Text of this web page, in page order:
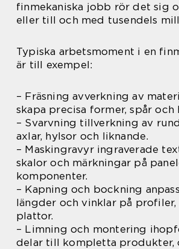
finmekaniska jobb rör det sig
eller till och med tusendels
Typiska arbetsmoment i en
är till exempel:
– Fräsning avverkning av
skapa precisa former, spår och
– Svarvning tillverkning av
axlar, hylsor och liknande.
– Maskingravyr ingraverade
skalor och märkningar på
komponenter.
– Kapning och bockning
längder och vinklar på profiler,
plattor.
– Limning och montering
delar till kompletta produkter,